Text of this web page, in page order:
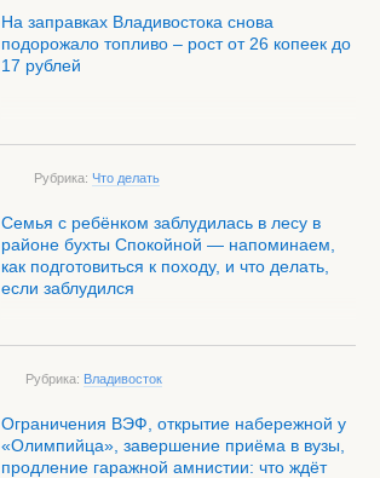
На заправках Владивостока снова
подорожало топливо – рост от 26 копеек до
17 рублей
Рубрика: Что делать
Семья с ребёнком заблудилась в лесу в
районе бухты Спокойной — напоминаем,
как подготовиться к походу, и что делать,
если заблудился
Рубрика: Владивосток
Ограничения ВЭФ, открытие набережной у
«Олимпийца», завершение приёма в вузы,
продление гаражной амнистии: что ждёт